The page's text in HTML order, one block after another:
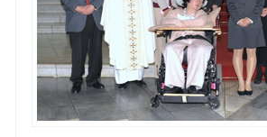
ご利用にあたって
交通・アクセス